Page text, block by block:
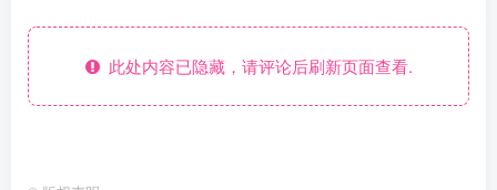
此处内容已隐藏，请评论后刷新页面查看.